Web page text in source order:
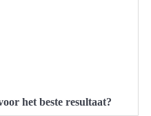
het beste resultaat?